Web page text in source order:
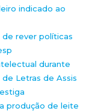
indicado ao
de rever políticas
durante
Letras de Assis
produção de leite